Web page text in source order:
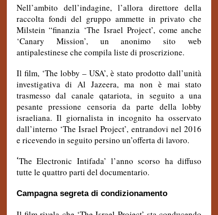
Nell’ambito dell’indagine, l’allora direttore della
raccolta fondi del gruppo ammette in privato che
Milstein “finanzia ‘The Israel Project’, come anche
‘Canary Mission’, un anonimo sito web
antipalestinese che compila liste di proscrizione.
Il film, ‘The lobby – USA’, è stato prodotto dall’unità
investigativa di Al Jazeera, ma non è mai stato
trasmesso dal canale qatariota, in seguito a una
pesante pressione censoria da parte della lobby
israeliana. Il giornalista in incognito ha osservato
dall’interno ‘The Israel Project’, entrandovi nel 2016
e ricevendo in seguito persino un’offerta di lavoro.
‘The Electronic Intifada’ l’anno scorso ha diffuso
tutte le quattro parti del documentario.
Campagna segreta di condizionamento